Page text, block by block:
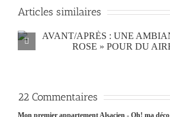
Articles similaires
22 Commentaires
Mon premier appartement Alsacien - Oh! ma déco